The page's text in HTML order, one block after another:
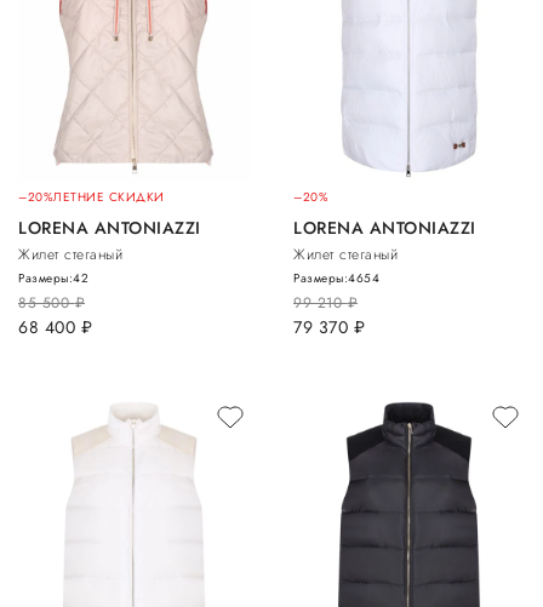
–20%ЛЕТНИЕ СКИДКИ
LORENA ANTONIAZZI
Жилет стеганый
85 500руб.
68 400 руб.
Размеры:42
–20%
LORENA ANTONIAZZI
Жилет стеганый
99 210руб.
79 370 руб.
Размеры:4654